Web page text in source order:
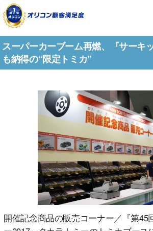
スーパーカーブーム再燃、『サーキ
も納得の“限定トミカ”
開催記念商品の販売コーナー／『第45